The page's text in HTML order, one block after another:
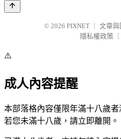
© 2026 PIXNET
文章與
隱私權政策
⚠️
成人內容提醒
本部落格內容僅限年滿十八歲者
若您未滿十八歲，請立即離開。